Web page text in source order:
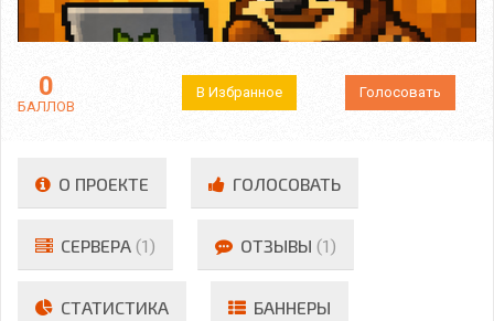
0
БАЛЛОВ
В Избранное Голосовать
О ПРОЕКТЕ ГОЛОСОВАТЬ
СЕРВЕРА (1) ОТЗЫВЫ (1)
СТАТИСТИКА БАННЕРЫ